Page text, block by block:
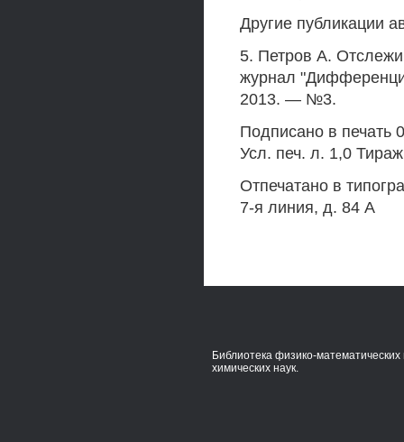
Другие публикации
5. Петров А.
журнал
2013. — №3.
Подписано в печать
Усл. печ. л. 1,0
Отпечатано в
7-я линия, д. 84 А
Библиотека физико-математических
химических наук.